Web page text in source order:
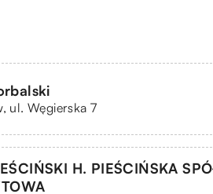
ul. Węgierska 7
H. PIEŚCIŃSKA